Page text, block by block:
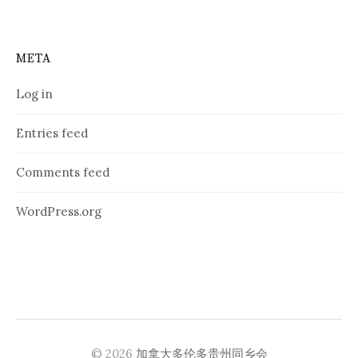
META
Log in
Entries feed
Comments feed
WordPress.org
© 2026 加拿大多伦多贵州同乡会